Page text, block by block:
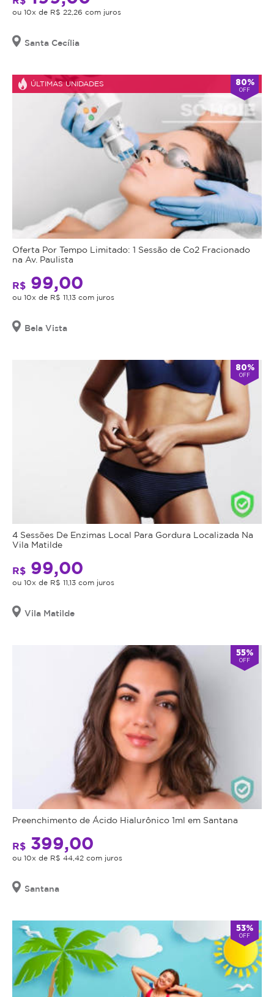
ou 10x de R$ 22,26 com juros
Santa Cecília
ÚLTIMAS UNIDADES 80%
OFF
Oferta Por Tempo Limitado: 1 Sessão de Co2 Fracionado
na Av. Paulista
R$ 99,00
ou 10x de R$ 11,13 com juros
Bela Vista
80%
OFF
4 Sessões De Enzimas Local Para Gordura Localizada Na
Vila Matilde
R$ 99,00
ou 10x de R$ 11,13 com juros
Vila Matilde
55%
OFF
Preenchimento de Ácido Hialurônico 1ml em Santana
R$ 399,00
ou 10x de R$ 44,42 com juros
Santana
53%
OFF